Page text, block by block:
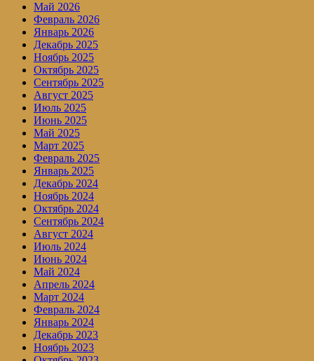
Май 2026
Февраль 2026
Январь 2026
Декабрь 2025
Ноябрь 2025
Октябрь 2025
Сентябрь 2025
Август 2025
Июль 2025
Июнь 2025
Май 2025
Март 2025
Февраль 2025
Январь 2025
Декабрь 2024
Ноябрь 2024
Октябрь 2024
Сентябрь 2024
Август 2024
Июль 2024
Июнь 2024
Май 2024
Апрель 2024
Март 2024
Февраль 2024
Январь 2024
Декабрь 2023
Ноябрь 2023